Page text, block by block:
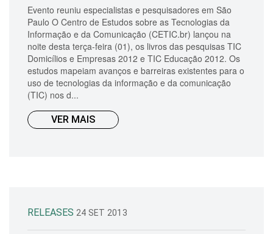
Evento reuniu especialistas e pesquisadores em São
Paulo O Centro de Estudos sobre as Tecnologias da
Informação e da Comunicação (CETIC.br) lançou na
noite desta terça-feira (01), os livros das pesquisas TIC
Domicílios e Empresas 2012 e TIC Educação 2012. Os
estudos mapeiam avanços e barreiras existentes para o
uso de tecnologias da informação e da comunicação
(TIC) nos d...
VER MAIS
RELEASES 24 SET 2013